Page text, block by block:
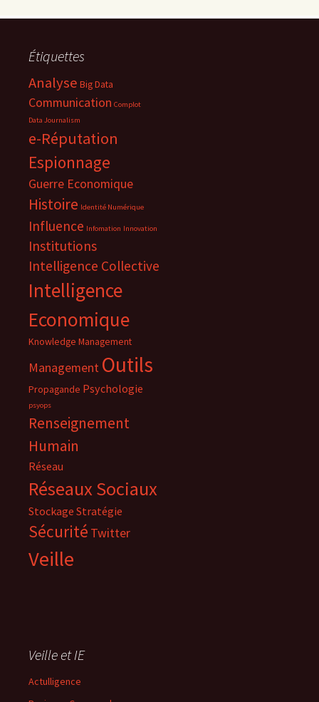
Étiquettes
Analyse Big Data
Communication Complot
Data Journalism
e-Réputation
Espionnage
Guerre Economique
Histoire Identité Numérique
Influence Infomation Innovation
Institutions
Intelligence Collective
Intelligence
Economique
Knowledge Management
Management Outils
Propagande Psychologie
psyops
Renseignement
Humain
Réseau
Réseaux Sociaux
Stockage Stratégie
Sécurité Twitter
Veille
Veille et IE
Actulligence